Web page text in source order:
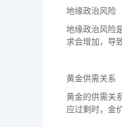
地缘政治风险
地缘政治风险
求会增加，导
黄金供需关系
黄金的供需关
应过剩时，金